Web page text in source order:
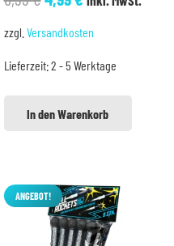
6,99 €4,99 €.
zzgl. Versandkosten
Lieferzeit:2 - 5 Werktage
In den Warenkorb
ANGEBOT!